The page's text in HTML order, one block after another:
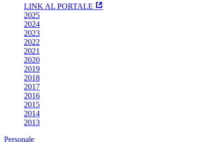
LINK AL PORTALE
2025
2024
2023
2022
2021
2020
2019
2018
2017
2016
2015
2014
2013
Personale